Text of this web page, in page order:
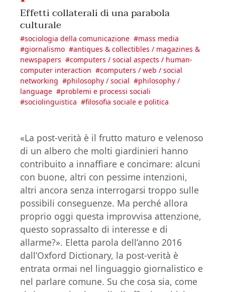
Effetti collaterali di una parabola
culturale
#sociologia della comunicazione #mass media
#giornalismo #antiques & collectibles / magazines &
newspapers #computers / social aspects / human-
computer interaction #computers / web / social
networking #philosophy / social #philosophy /
language #problemi e processi sociali
#sociolinguistica #filosofia sociale e politica
«La post-verità è il frutto maturo e velenoso
di un albero che molti giardinieri hanno
contribuito a innaffiare e concimare: alcuni
con buone, altri con pessime intenzioni,
altri ancora senza interrogarsi troppo sulle
possibili conseguenze. Ma perché allora
proprio oggi questa improvvisa attenzione,
questo soprassalto di interesse e di
allarme?». Eletta parola dell’anno 2016
dall’Oxford Dictionary, la post-verità è
entrata ormai nel linguaggio giornalistico e
nel parlare comune. Su che cosa sia, come